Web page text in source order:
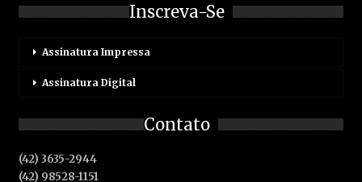
Inscreva-Se
Assinatura Impressa
Assinatura Digital
Contato
(42) 3635-2944
(42) 98528-1151